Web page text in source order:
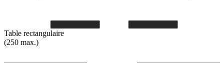
Table rectangulaire
(250 max.)